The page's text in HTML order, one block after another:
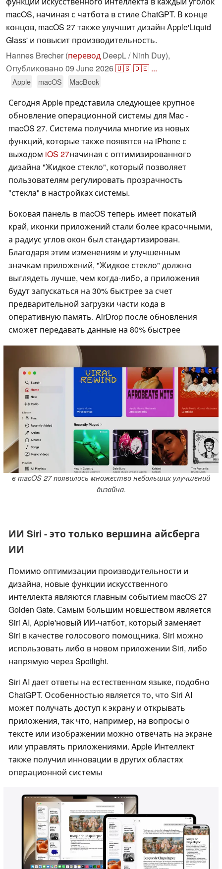
macOS, начиная с чатбота в стиле ChatGPT. В конце
концов, macOS 27 также улучшит дизайн Apple'Liquid
Glass' и повысит производительность.
Hannes Brecher (перевод DeepL / Ninh Duy),
Опубликовано 09 June 2026🇺🇸🇩🇪 ...
Apple macOS MacBook
Сегодня Apple представила следующее крупное
обновление операционной системы для Mac -
macOS 27. Система получила многие из новых
функций, которые также появятся на iPhone с
выходом iOS 27начиная с оптимизированного
дизайна "Жидкое стекло", который позволяет
пользователям регулировать прозрачность
"стекла" в настройках системы.
Боковая панель в macOS теперь имеет покатый
край, иконки приложений стали более красочными,
а радиус углов окон был стандартизирован.
Благодаря этим изменениям и улучшенным
значкам приложений, "Жидкое стекло" должно
выглядеть лучше, чем когда-либо, а приложения
будут запускаться на 30% быстрее за счет
предварительной загрузки части кода в
оперативную память. AirDrop после обновления
сможет передавать данные на 80% быстрее
в macOS 27 появилось множество небольших улучшений
дизайна.
ИИ Siri - это только вершина айсберга
ИИ
Помимо оптимизации производительности и
дизайна, новые функции искусственного
интеллекта являются главным событием macOS 27
Golden Gate. Самым большим новшеством является
Siri AI, Apple'новый ИИ-чатбот, который заменяет
Siri в качестве голосового помощника. Siri можно
использовать либо в новом приложении Siri, либо
напрямую через Spotlight.
Siri AI дает ответы на естественном языке, подобно
ChatGPT. Особенностью является то, что Siri AI
может получать доступ к экрану и открывать
приложения, так что, например, на вопросы о
тексте или изображении можно отвечать на экране
или управлять приложениями. Apple Интеллект
также получил инновации в других областях
операционной системы